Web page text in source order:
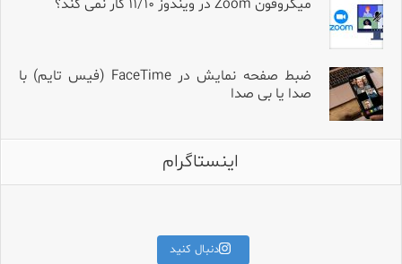
میکروفون Zoom در ویندوز ۱۱/۱۰ کار نمی کند؟
ضبط صفحه نمایش در FaceTime (فیس تایم) با
صدا یا بی صدا
اینستاگرام
دنبال کنید